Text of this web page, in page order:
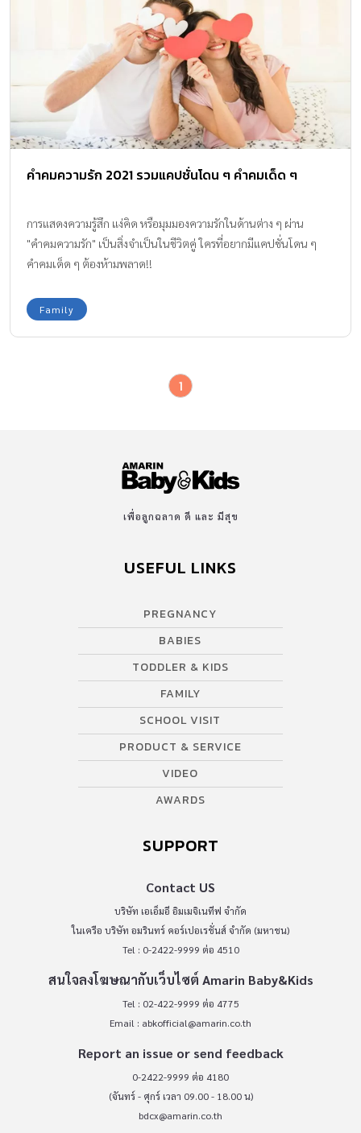
คำคมความรัก 2021 รวมแคปชั่นโดน ๆ คำคมเด็ด ๆ
การแสดงความรู้สึก แง่คิด หรือมุมมองความรักในด้านต่าง ๆ ผ่าน
"คำคมความรัก" เป็นสิ่งจำเป็นในชีวิตคู่ ใครที่อยากมีแคปชั่นโดน ๆ
คำคมเด็ด ๆ ต้องห้ามพลาด!!
Family
1
เพื่อลูกฉลาด ดี และ มีสุข
USEFUL LINKS
PREGNANCY
BABIES
TODDLER & KIDS
FAMILY
SCHOOL VISIT
PRODUCT & SERVICE
VIDEO
AWARDS
SUPPORT
Contact US
บริษัท เอเอ็มอี อิมเมจิเนทีฟ จำกัด
ในเครือ บริษัท อมรินทร์ คอร์เปอเรชั่นส์ จำกัด (มหาชน)
Tel : 0-2422-9999 ต่อ 4510
สนใจลงโฆษณากับเว็บไซต์ Amarin Baby&Kids
Tel : 02-422-9999 ต่อ 4775
Email : abkofficial@amarin.co.th
Report an issue or send feedback
0-2422-9999 ต่อ 4180
(จันทร์ - ศุกร์ เวลา 09.00 - 18.00 น)
bdcx@amarin.co.th